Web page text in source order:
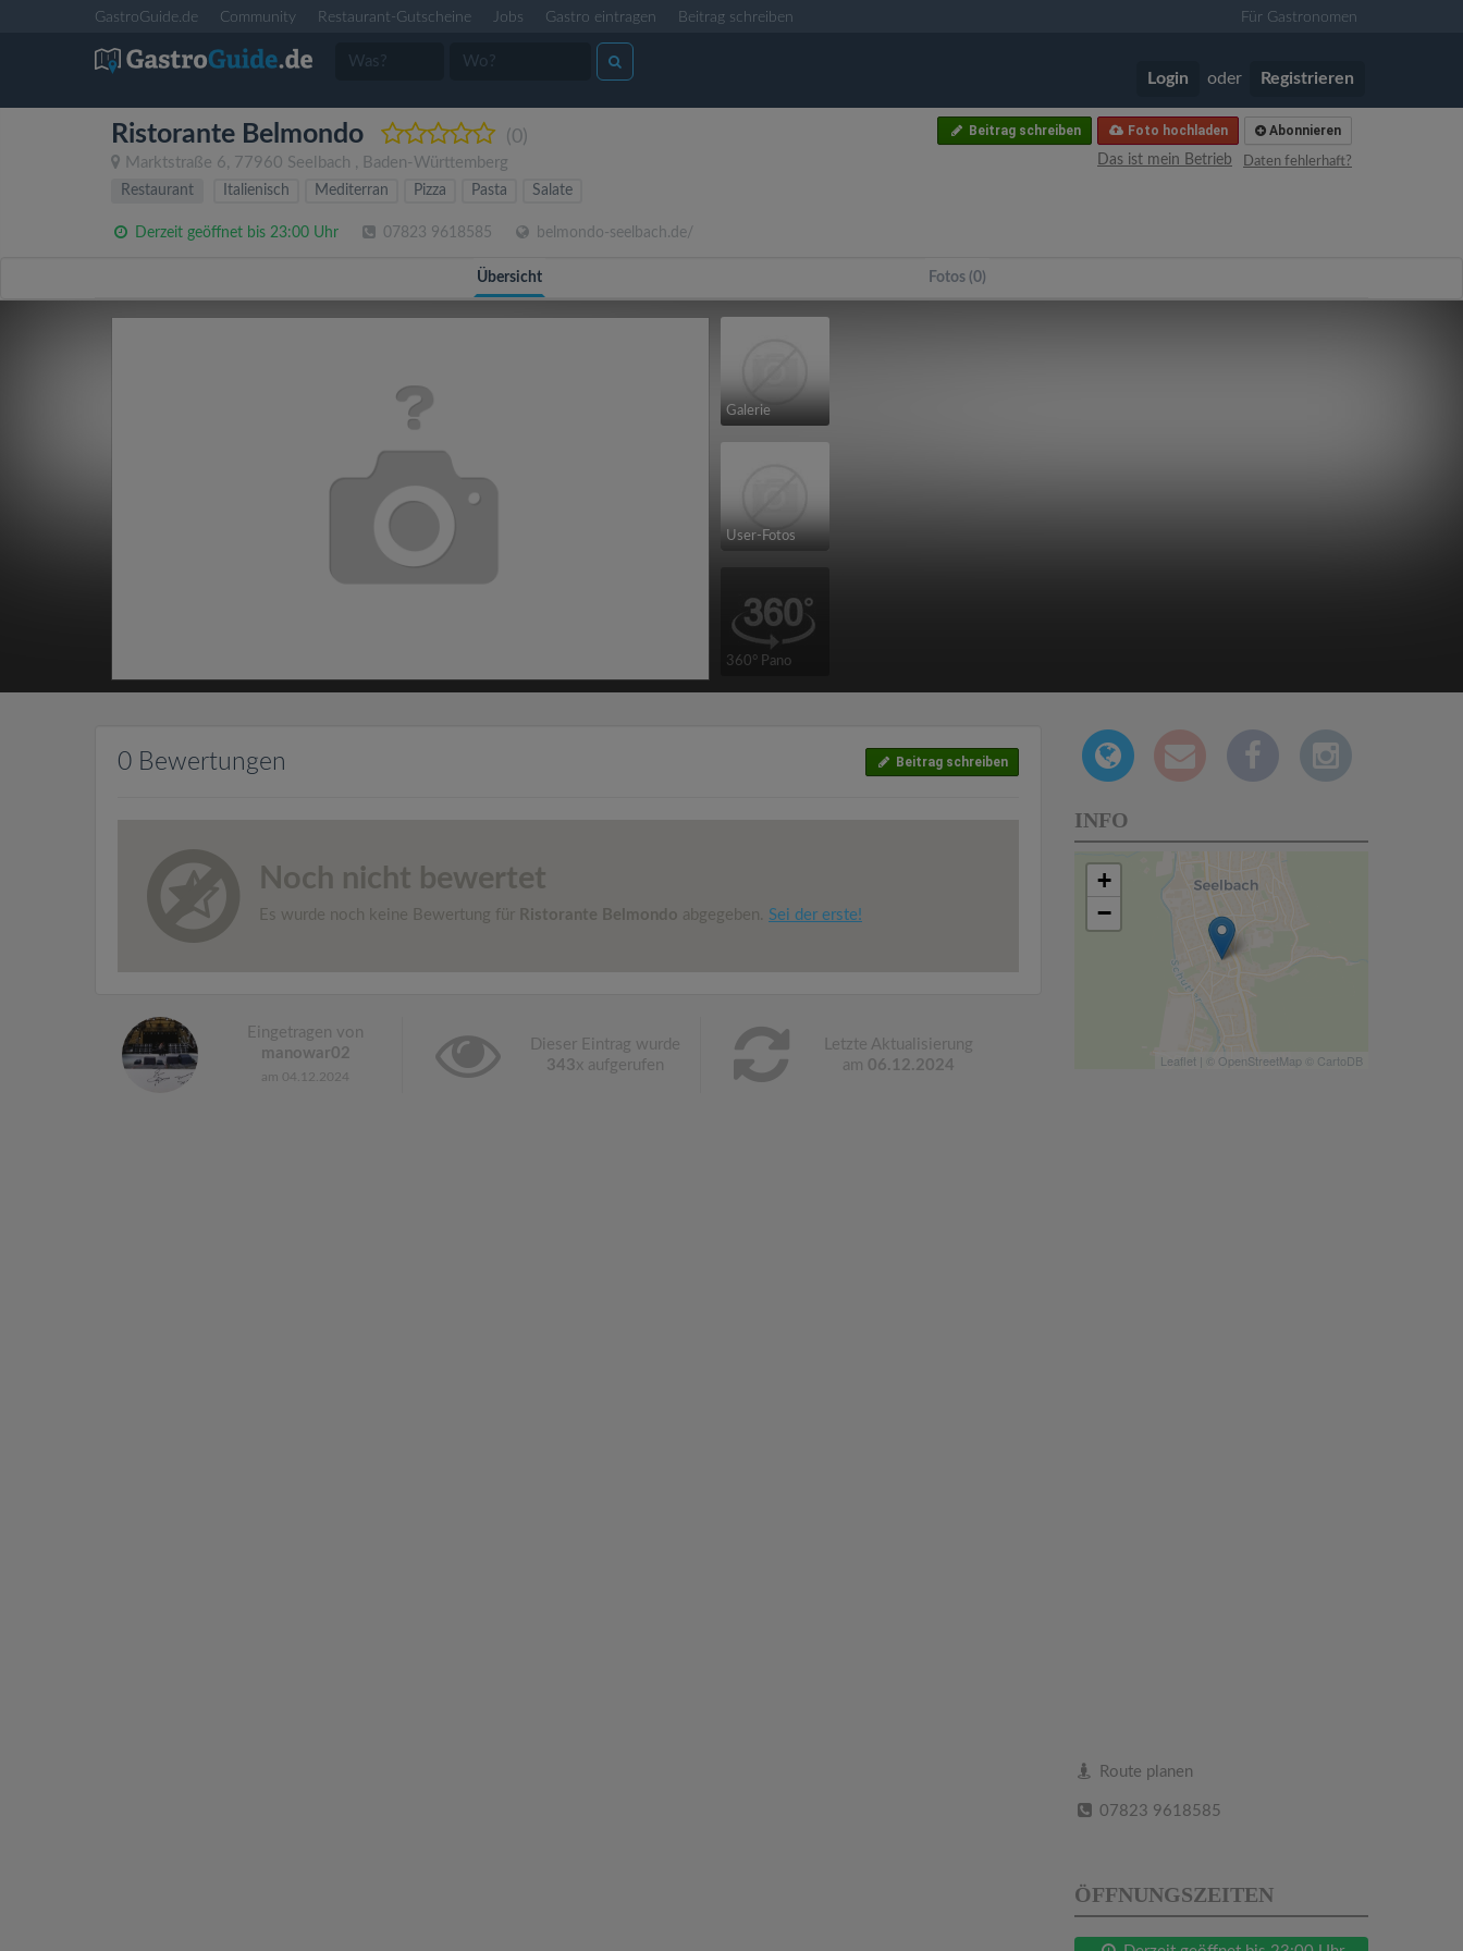
GastroGuide.de Community Restaurant-Gutscheine Jobs Gastro eintragen Beitrag schreiben Für Gastronomen
Login oder Registrieren
Ristorante Belmondo (0)
Marktstraße 6, 77960 Seelbach , Baden-Württemberg
Abonnieren
Foto hochladen
Beitrag schreiben
Daten fehlerhaft?
Das ist mein Betrieb
Restaurant
Italienisch Mediterran Pizza Pasta Salate
Derzeit geöffnet bis 23:00 Uhr 07823 9618585 belmondo-seelbach.de/
Übersicht Fotos (0)
Galerie
User-Fotos
360° Pano
0 Bewertungen Beitrag schreiben
Noch nicht bewertet
Es wurde noch keine Bewertung für Ristorante Belmondo abgegeben. Sei der erste!
Eingetragen von
manowar02
am 04.12.2024
Dieser Eintrag wurde
343x aufgerufen
Letzte Aktualisierung
am 06.12.2024
INFO
+
−
Leaflet | © OpenStreetMap © CartoDB
Route planen
07823 9618585
ÖFFNUNGSZEITEN